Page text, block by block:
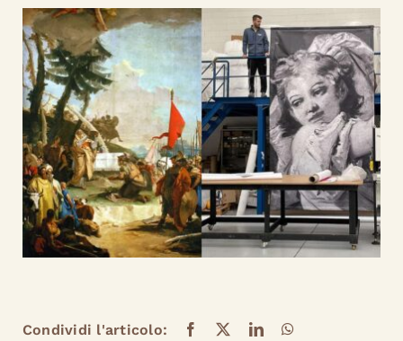
Condividi l'articolo: